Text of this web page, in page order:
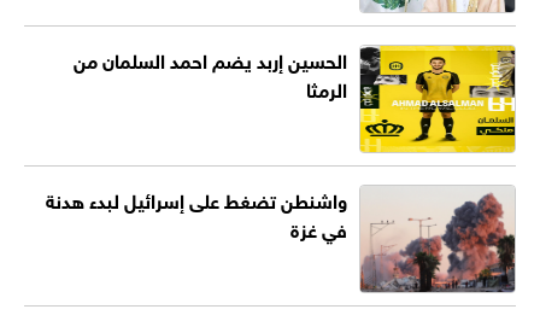
الحسين إربد يضم احمد السلمان من
الرمثا
واشنطن تضغط على إسرائيل لبدء هدنة
في غزة